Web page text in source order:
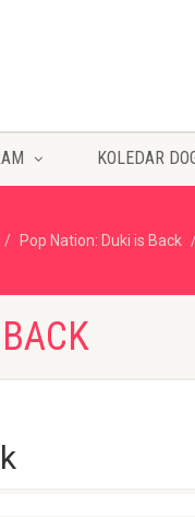
KOLEDAR
Pop Nation: Duki is Back